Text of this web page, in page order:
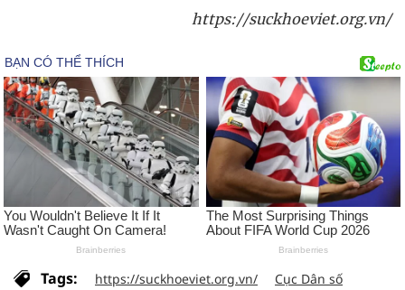
https://suckhoeviet.org.vn/
Tags: https://suckhoeviet.org.vn/
Cục Dân số